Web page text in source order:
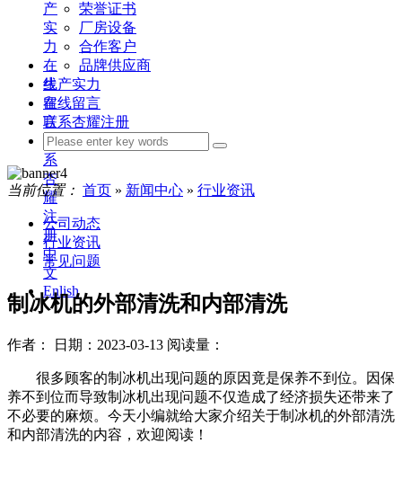
产
实
力
在
线
留
言
联
系
杏
耀
注
册
中
文
Enlish
荣誉证书
厂房设备
合作客户
品牌供应商
生产实力
在线留言
联系杏耀注册
当前位置： 首页 » 新闻中心 » 行业资讯
公司动态
行业资讯
常见问题
制冰机的外部清洗和内部清洗
作者： 日期：2023-03-13 阅读量：
很多顾客的制冰机出现问题的原因竟是保养不到位。因保
养不到位而导致制冰机出现问题不仅造成了经济损失还带来了
不必要的麻烦。今天小编就给大家介绍关于制冰机的外部清洗
和内部清洗的内容，欢迎阅读！